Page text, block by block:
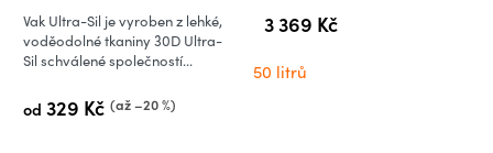
od 329 Kč (až –20 %)
Vak Ultra-Sil je vyroben z lehké,
voděodolné tkaniny 30D Ultra-
Sil schválené společností...
3 369 Kč
50 litrů